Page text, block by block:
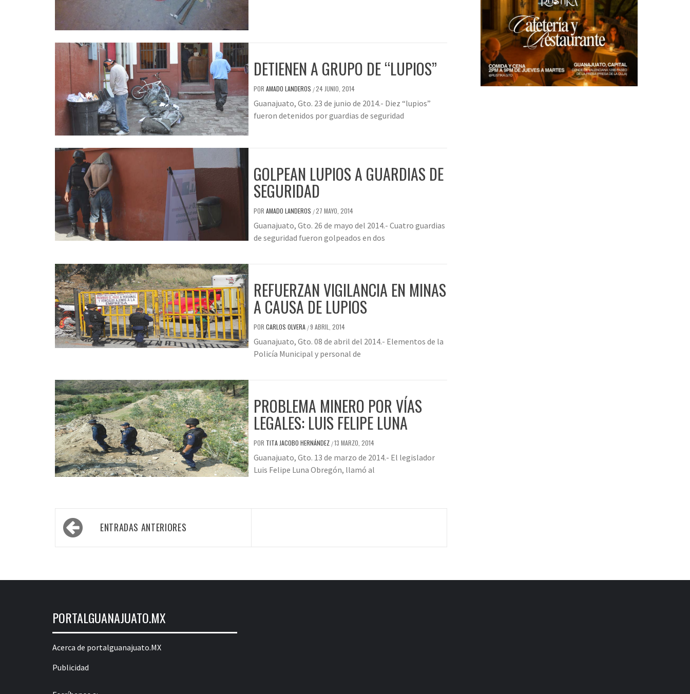
DETIENEN A GRUPO DE “LUPIOS”
POR AMADO LANDEROS /24 JUNIO, 2014
Guanajuato, Gto. 23 de junio de 2014.- Diez “lupios”
fueron detenidos por guardias de seguridad
GOLPEAN LUPIOS A GUARDIAS DE
SEGURIDAD
POR AMADO LANDEROS /27 MAYO, 2014
Guanajuato, Gto. 26 de mayo del 2014.- Cuatro guardias
de seguridad fueron golpeados en dos
REFUERZAN VIGILANCIA EN MINAS
A CAUSA DE LUPIOS
POR CARLOS OLVERA /9 ABRIL, 2014
Guanajuato, Gto. 08 de abril del 2014.- Elementos de la
Policía Municipal y personal de
PROBLEMA MINERO POR VÍAS
LEGALES: LUIS FELIPE LUNA
POR TITA JACOBO HERNÁNDEZ /13 MARZO, 2014
Guanajuato, Gto. 13 de marzo de 2014.- El legislador
Luis Felipe Luna Obregón, llamó al
Navegación
de ENTRADAS ANTERIORES
PORTALGUANAJUATO.MX
Acerca de portalguanajuato.MX
Publicidad